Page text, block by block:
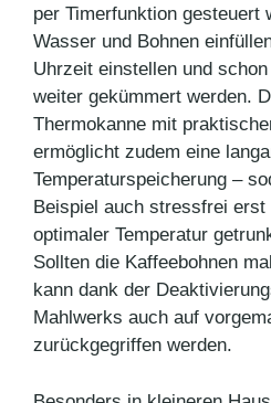
per Timerfunktion gesteuert
Wasser und Bohnen
Uhrzeit einstellen und
weiter gekümmert werden.
Thermokanne mit
ermöglicht zudem eine
Temperaturspeicherung –
Beispiel auch stressfrei erst
optimaler Temperatur
Sollten die Kaffeebohnen
kann dank der
Mahlwerks auch auf
zurückgegriffen werden.